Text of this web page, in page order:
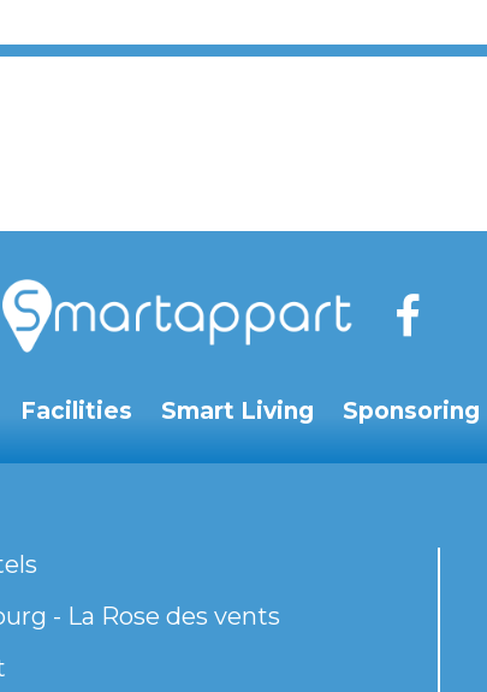
Facilities Smart Living Sponsoring
- La Rose des vents